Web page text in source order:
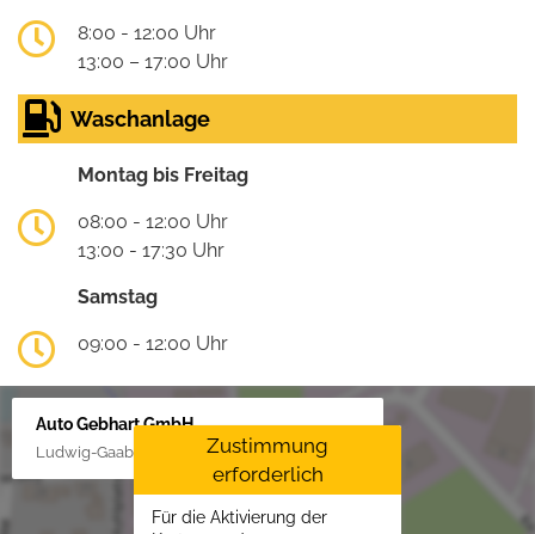
8:00 - 12:00 Uhr
13:00 – 17:00 Uhr
Waschanlage
Montag bis Freitag
08:00 - 12:00 Uhr
13:00 - 17:30 Uhr
Samstag
09:00 - 12:00 Uhr
Auto Gebhart GmbH
Ludwig-Gaab-Str. 4, 88427 Bad Schussenried
Zustimmung
erforderlich
Für die Aktivierung der